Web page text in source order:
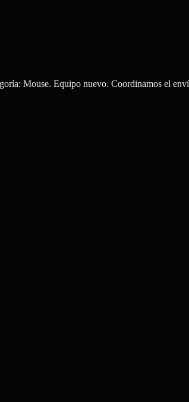
Mouse. Equipo nuevo. Coordinamos el